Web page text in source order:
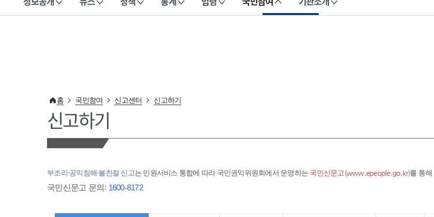
이 누리집은 대한민국 공식 전자정부 누리집입니다.
홈 국민참여 신고센터 신고하기
신고하기
부조리·공익침해·불친절 신고는 민원서비스 통합에 따라 국민권익위원회에서 운영하는 국민신문고(www.epeople.go.kr)를 통해
국민신문고 문의: 1600-8172